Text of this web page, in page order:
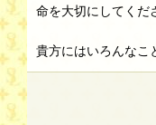
命を大切にしてくだ
貴方にはいろんなこ